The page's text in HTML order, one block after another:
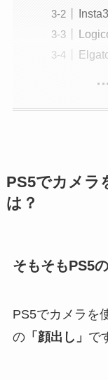
PS5でカメラ
は？
そもそもPS5
PS5でカメラを
の「顔出し」 で